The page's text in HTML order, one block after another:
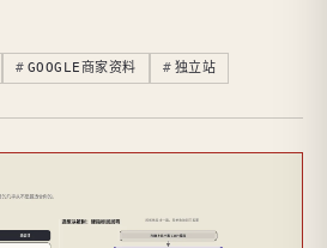
GOOGLE商家资料 独立站